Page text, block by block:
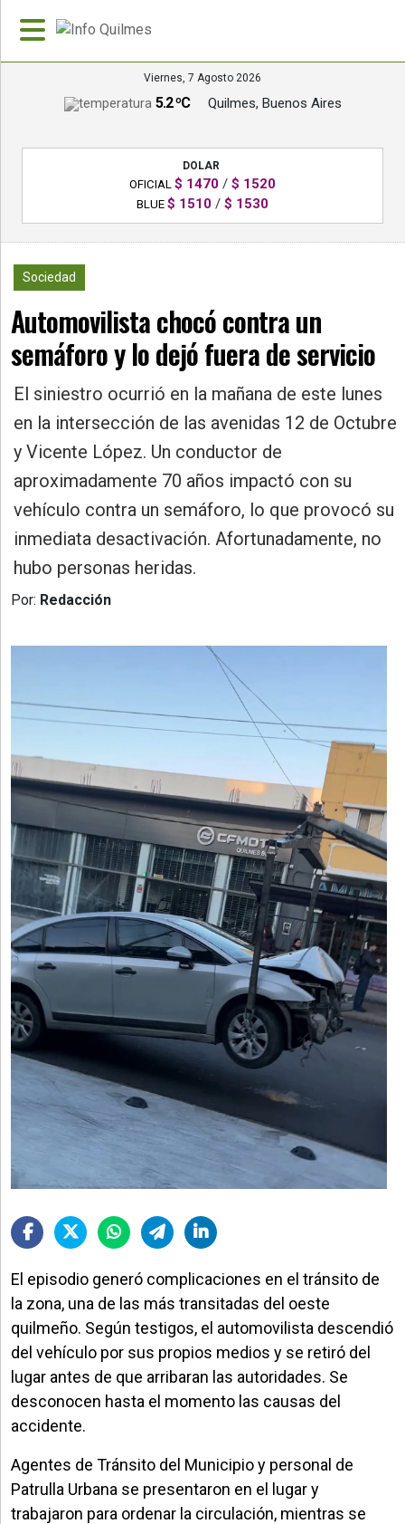
»
Policiales
»
Provincia
»
Salud
Cultura
Educación
»
Sociedad
Viernes, 7 Agosto 2026
5.2 ºC Quilmes, Buenos Aires
DOLAR
OFICIAL $ 1470 / $ 1520
BLUE $ 1510 / $ 1530
Sociedad
Automovilista chocó contra un
semáforo y lo dejó fuera de servicio
El siniestro ocurrió en la mañana de este lunes
en la intersección de las avenidas 12 de Octubre
y Vicente López. Un conductor de
aproximadamente 70 años impactó con su
vehículo contra un semáforo, lo que provocó su
inmediata desactivación. Afortunadamente, no
hubo personas heridas.
Por: Redacción
El episodio generó complicaciones en el tránsito de
la zona, una de las más transitadas del oeste
quilmeño. Según testigos, el automovilista descendió
del vehículo por sus propios medios y se retiró del
lugar antes de que arribaran las autoridades. Se
desconocen hasta el momento las causas del
accidente.
Agentes de Tránsito del Municipio y personal de
Patrulla Urbana se presentaron en el lugar y
trabajaron para ordenar la circulación, mientras se